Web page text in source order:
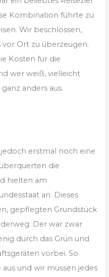
Kombination führte zu
Wir beschlossen,
Ort zu überzeugen.
Kosten für die
wer weiß, vielleicht
anders aus.
erstmal noch eine
die
hielten am
an. Dieses
gepflegten Grundstück
Der war zwar
durch das Grün und
vorbei. So
und wir müssen jedes